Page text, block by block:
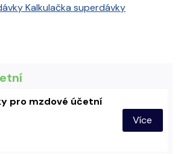
Kalkulačka superdávky
pro mzdové účetní
Více